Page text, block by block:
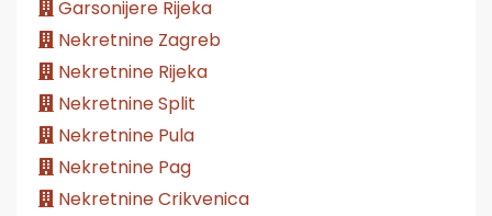
Garsonijere Rijeka
Nekretnine Zagreb
Nekretnine Rijeka
Nekretnine Split
Nekretnine Pula
Nekretnine Pag
Nekretnine Crikvenica